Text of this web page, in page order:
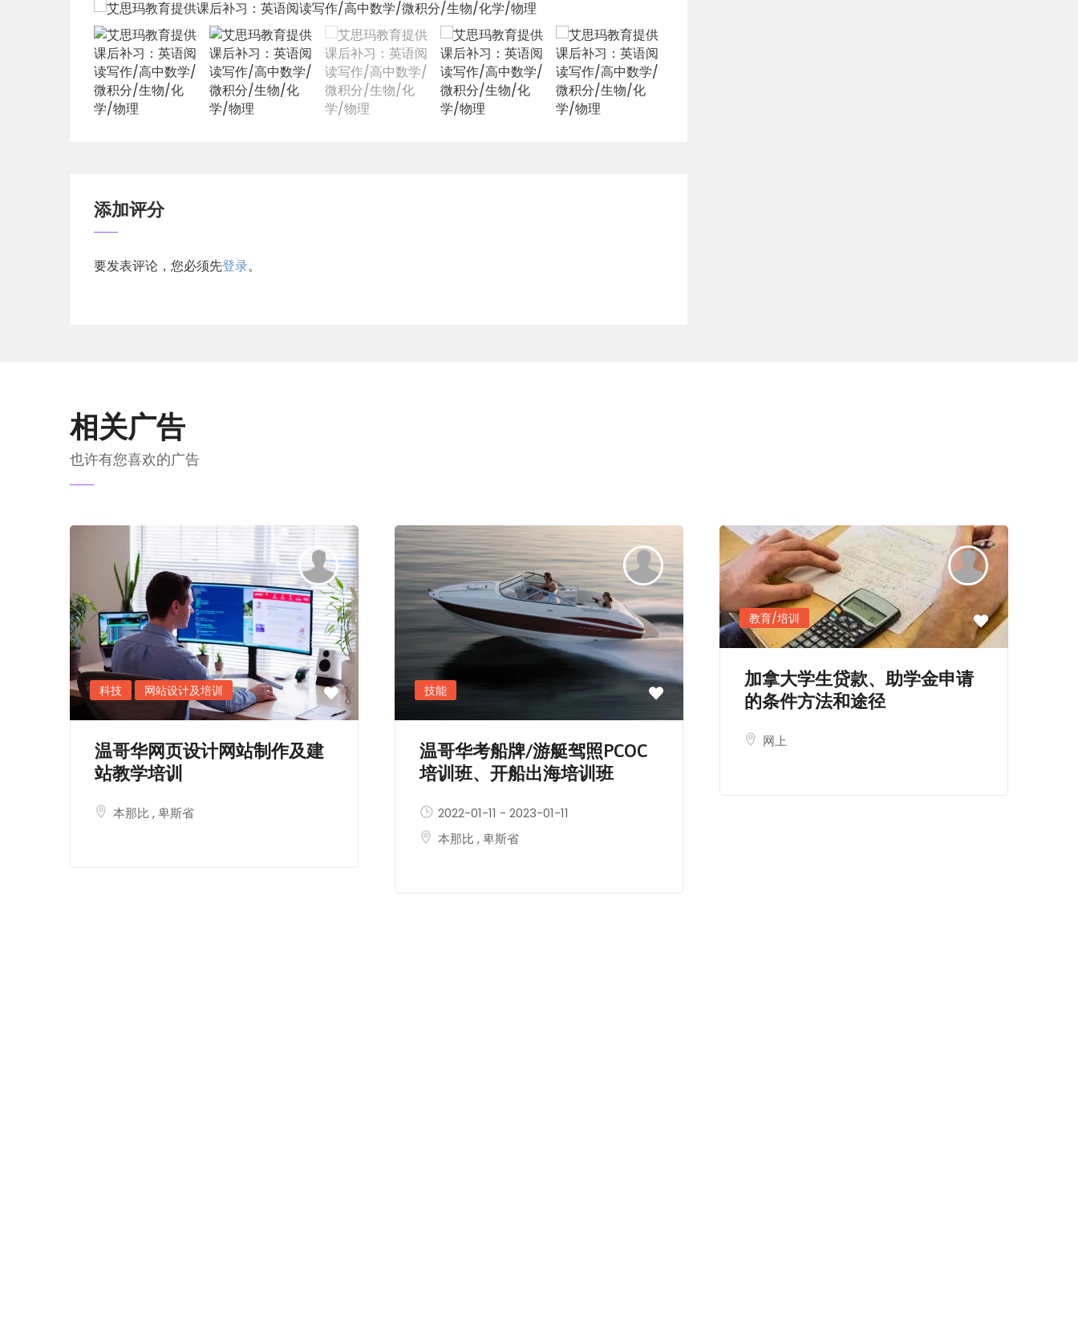
电话：604-719-8669/ 778-882-0638
浏览:127
添加评分
要发表评论，您必须先登录。
相关广告
也许有您喜欢的广告
科技 网站设计及培训
温哥华网页设计网站制作及建
站教学培训
本那比 ,卑斯省
技能
温哥华考船牌/游艇驾照PCOC
培训班、开船出海培训班
2022-01-11 - 2023-01-11
本那比 ,卑斯省
教育/培训
加拿大学生贷款、助学金申请
的条件方法和途径
网上